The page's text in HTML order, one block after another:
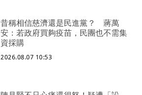
昔稱相信慈濟還是民進黨？ 蔣萬
安：若政府買夠疫苗，民團也不需集
資採購
2026.08.07 10:53